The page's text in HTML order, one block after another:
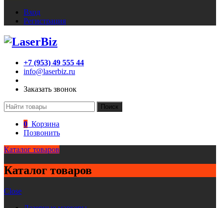
Вход
Регистрация
+7 (953) 49 555 44
info@laserbiz.ru
Заказать звонок
Поиск
0 Корзина
Позвонить
Каталог товаров
Каталог товаров
Close